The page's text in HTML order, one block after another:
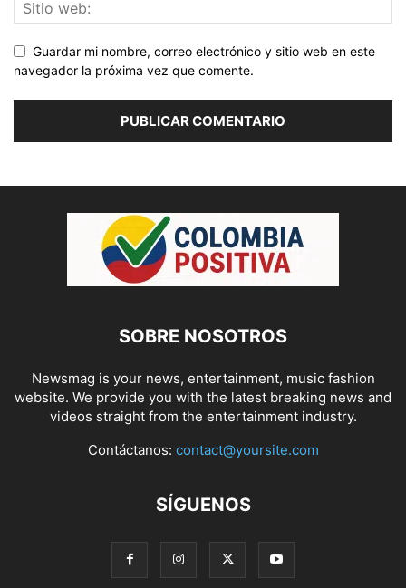
Guardar mi nombre, correo electrónico y sitio web en este
navegador la próxima vez que comente.
SOBRE NOSOTROS
Newsmag is your news, entertainment, music fashion
website. We provide you with the latest breaking news and
videos straight from the entertainment industry.
Contáctanos: contact@yoursite.com
SÍGUENOS